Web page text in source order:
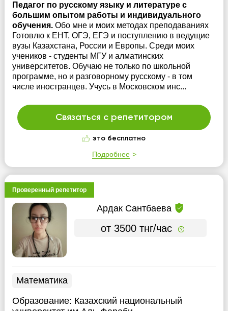
Педагог по русскому языку и литературе с
большим опытом работы и индивидуального
обучения. Обо мне и моих методах преподаваниях
Готовлю к ЕНТ, ОГЭ, ЕГЭ и поступлению в ведущие
вузы Казахстана, России и Европы. Среди моих
учеников - студенты МГУ и алматинских
университетов. Обучаю не только по школьной
программе, но и разговорному русскому - в том
числе иностранцев. Учусь в Московском инс...
Связаться с репетитором
это бесплатно
Подробнее
Проверенный репетитор
Ардак Сантбаева
от 3500 тнг/час
Математика
Образование: Казахский национальный